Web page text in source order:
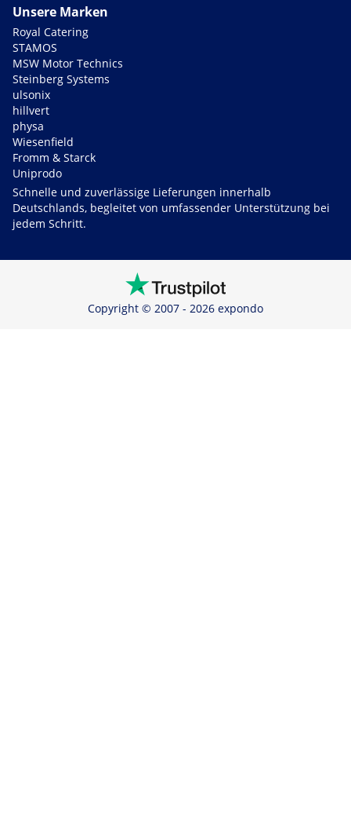
Unsere Marken
Royal Catering
STAMOS
MSW Motor Technics
Steinberg Systems
ulsonix
hillvert
physa
Wiesenfield
Fromm & Starck
Uniprodo
Schnelle und zuverlässige Lieferungen innerhalb
Deutschlands, begleitet von umfassender Unterstützung bei
jedem Schritt.
Copyright © 2007 - 2026 expondo